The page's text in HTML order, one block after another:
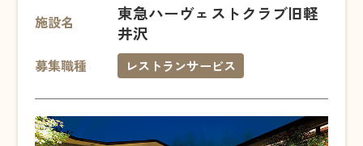
施設名
東急ハーヴェストクラブ旧軽
井沢
募集職種 レストランサービス